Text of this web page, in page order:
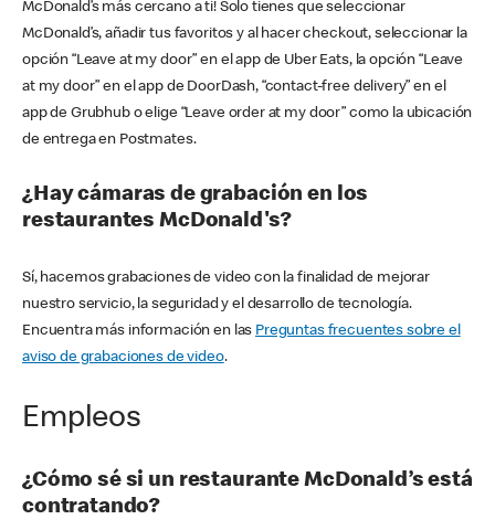
McDonald’s más cercano a ti! Solo tienes que seleccionar
McDonald’s, añadir tus favoritos y al hacer checkout, seleccionar la
opción “Leave at my door” en el app de Uber Eats, la opción “Leave
at my door” en el app de DoorDash, “contact-free delivery” en el
app de Grubhub o elige “Leave order at my door” como la ubicación
de entrega en Postmates.
¿Hay cámaras de grabación en los
restaurantes McDonald's?
Sí, hacemos grabaciones de video con la finalidad de mejorar
nuestro servicio, la seguridad y el desarrollo de tecnología.
Encuentra más información en las Preguntas frecuentes sobre el
aviso de grabaciones de video.
Empleos
¿Cómo sé si un restaurante McDonald’s está
contratando?